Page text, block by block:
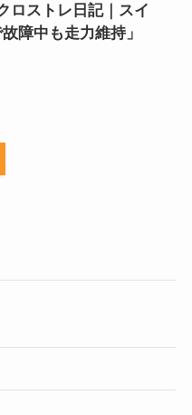
ロストレ日記｜スイ
障中も走力維持」